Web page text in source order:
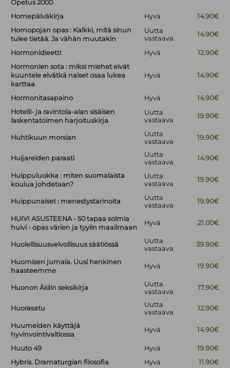
Opetus 2000
Homepäiväkirja
Hyvä
14.90€
Homopojan opas : Kaikki, mitä sinun
tulee tietää. Ja vähän muutakin
Uutta
vastaava
14.90€
Hormonidieetti Hyvä
12.90€
Hormonien sota : miksi miehet eivät
kuuntele eivätkä naiset osaa lukea
karttaa
Hyvä 14.90€
Hormonitasapaino Hyvä
14.90€
Hotelli- ja ravintola-alan sisäisen
laskentatoimen harjoituskirja
Uutta
vastaava
19.90€
Huhtikuun morsian
Uutta
vastaava
19.90€
Huijareiden paraati
Uutta
vastaava
14.90€
Huippuluokka : miten suomalaista
koulua johdetaan?
Uutta
vastaava
19.90€
Huippunaiset : menestystarinoita
Uutta
vastaava
19.90€
HUIVI ASUSTEENA - 50 tapaa solmia
huivi - opas värien ja tyylin maailmaan
Hyvä 21.00€
Huolellisuusvelvollisuus säätiössä
Uutta
vastaava
39.90€
Huomisen jumala. Uusi henkinen
haasteemme
Hyvä 19.90€
Huonon Äidin seksikirja
Uutta
vastaava
17.90€
Huorasatu
Uutta
vastaava
12.90€
Huumeiden käyttäjä
hyvinvointivaltiossa
Hyvä 14.90€
Huuto 49 Hyvä
19.90€
Hybris. Dramaturgian filosofia
Hyvä 11.90€